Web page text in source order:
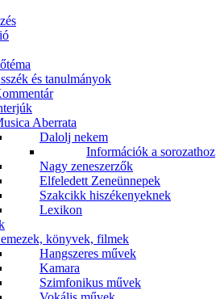
és tanulmányok
Aberrata
Dalolj nekem
Információk a sorozathoz
Nagy zeneszerzők
Elfeledett Zeneünnepek
Szakcikk hiszékenyeknek
Lexikon
könyvek, filmek
Hangszeres művek
Kamara
Szimfonikus művek